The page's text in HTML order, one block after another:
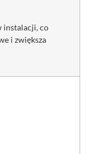
instalacji, co
i zwiększa